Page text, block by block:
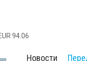
94.06
Новости